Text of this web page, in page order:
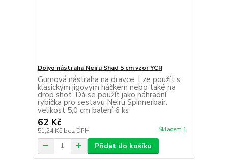
Doiyo nástraha Neiru Shad 5 cm vzor YCR
Gumová nástraha na dravce. Lze použít s
klasickým jigovým háčkem nebo také na
drop shot. Dá se použít jako náhradní
rybička pro sestavu Neiru Spinnerbair.
velikost 5,0 cm balení 6 ks
62 Kč
51,24 Kč bez DPH Skladem 1
Přidat do košíku